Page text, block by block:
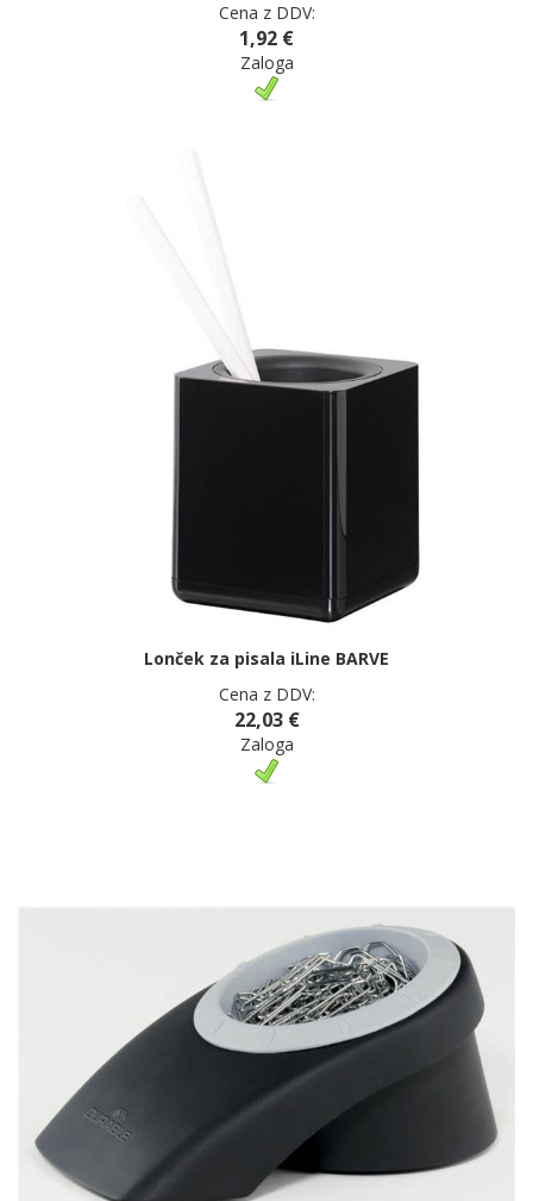
Cena z DDV:
1,92 €
Zaloga
Lonček za pisala iLine BARVE
Cena z DDV:
22,03 €
Zaloga